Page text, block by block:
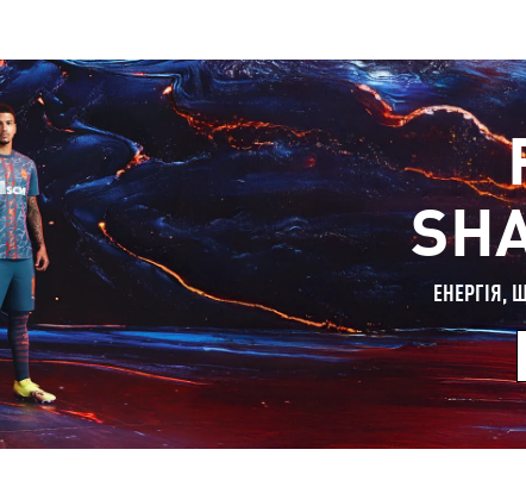
ЕНЕРГІЯ,